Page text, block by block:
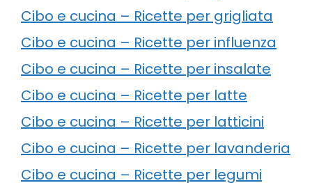
Cibo e cucina – Ricette per grigliata
Cibo e cucina – Ricette per influenza
Cibo e cucina – Ricette per insalate
Cibo e cucina – Ricette per latte
Cibo e cucina – Ricette per latticini
Cibo e cucina – Ricette per lavanderia
Cibo e cucina – Ricette per legumi